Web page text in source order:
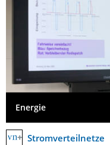
Energie
Stromverteilnetze